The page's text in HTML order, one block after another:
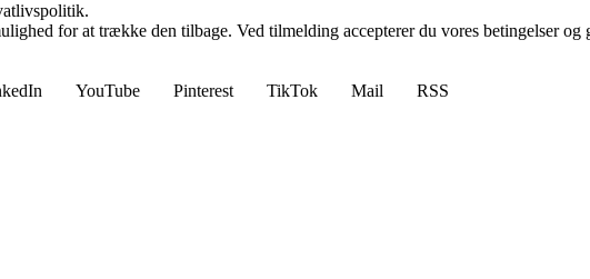
for at trække den tilbage. Ved tilmelding accepterer du vores betingelser
YouTube Pinterest TikTok Mail
RSS